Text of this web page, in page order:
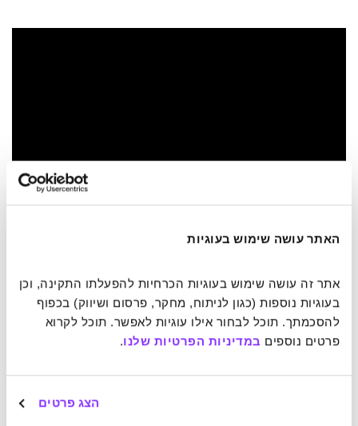
האתר עושה שימוש בעוגיות
פרטים נוספים במדיניות הפרטיות שלנו.
הצג פרטים
קרדיט תמונה: catwalker Shutterstock.com